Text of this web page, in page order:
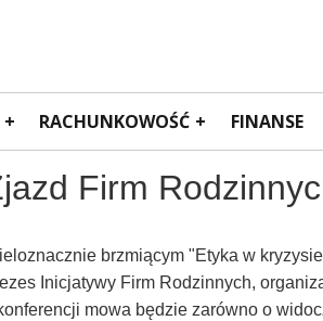
RACHUNKOWOŚĆ FINANSE
Firm
brzmiącym "Etyka w
Inicjatywy Firm Rodzinnych,
mowa będzie zarówno o